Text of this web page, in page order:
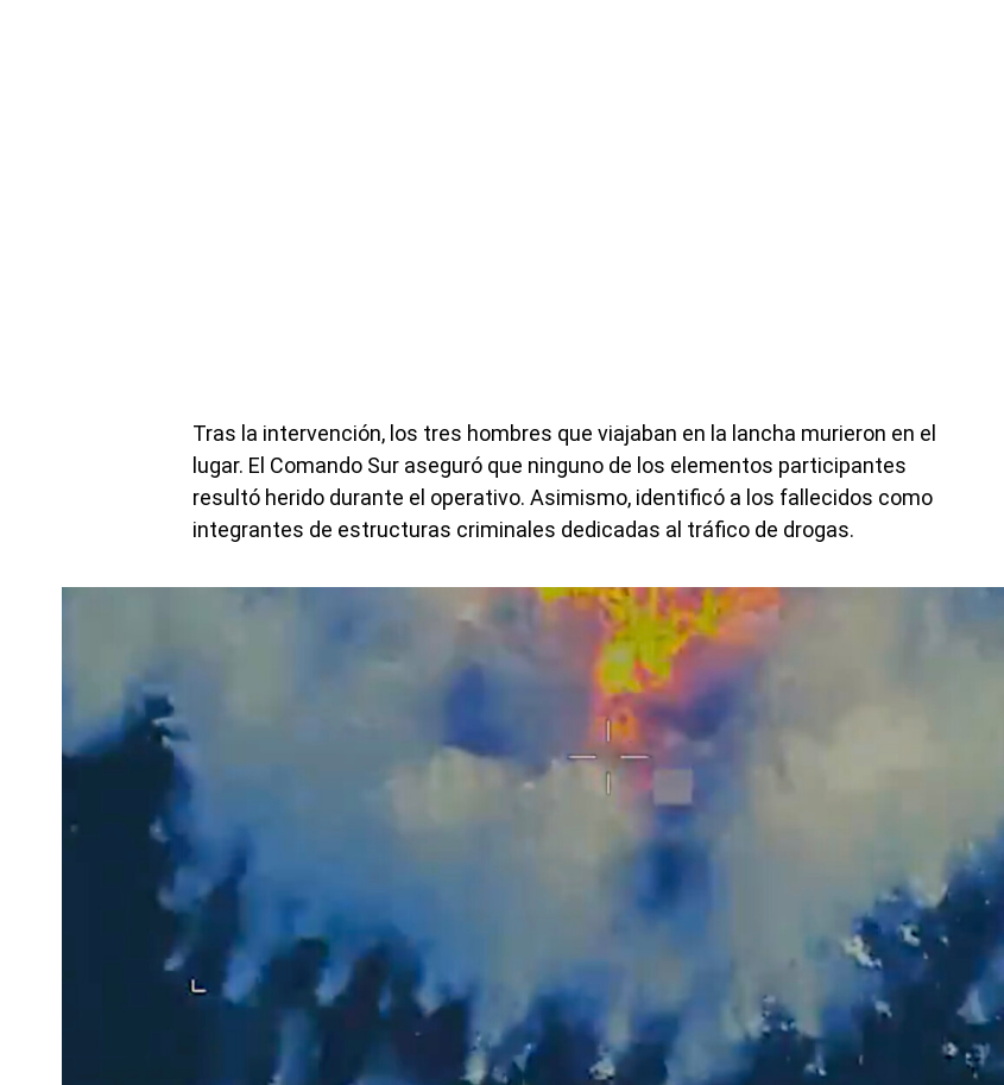
Tras la intervención, los tres hombres que viajaban en la lancha murieron en el
lugar. El Comando Sur aseguró que ninguno de los elementos participantes
resultó herido durante el operativo. Asimismo, identificó a los fallecidos como
integrantes de estructuras criminales dedicadas al tráfico de drogas.